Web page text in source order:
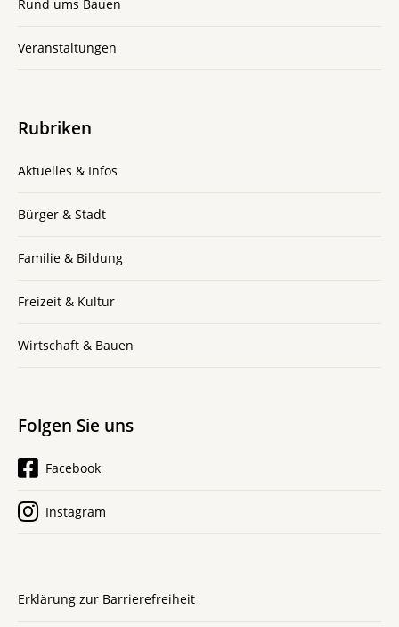
Rund ums Bauen
Veranstaltungen
Rubriken
Aktuelles & Infos
Bürger & Stadt
Familie & Bildung
Freizeit & Kultur
Wirtschaft & Bauen
Folgen Sie uns
Facebook
Instagram
Erklärung zur Barrierefreiheit